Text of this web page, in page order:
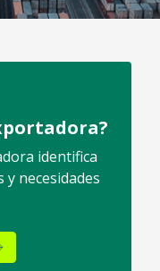
identifica
y necesidades